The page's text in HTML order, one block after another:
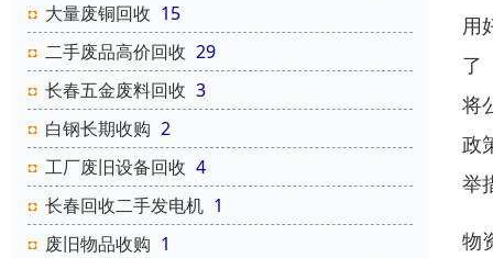
大量废铜回收 15
二手废品高价回收 29
长春五金废料回收 3
白钢长期收购 2
工厂废旧设备回收 4
长春回收二手发电机 1
废旧物品收购 1
用
了
将
政
举
物